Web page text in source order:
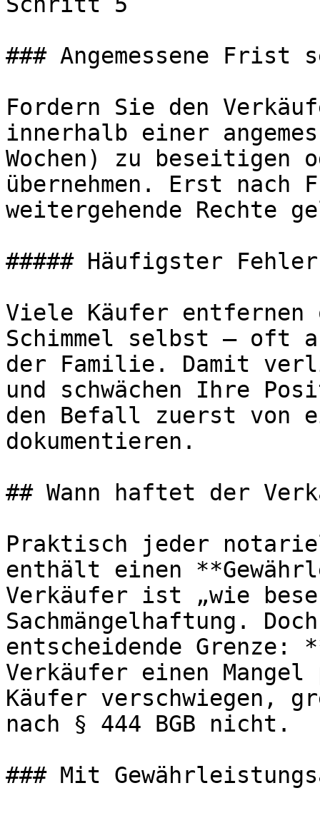
### Angemessene Frist
Fordern Sie den
innerhalb einer
Wochen) zu beseitigen
übernehmen. Erst nach
weitergehende Rechte
##### Häufigster Fehler
Viele Käufer entfernen
Schimmel selbst — oft
der Familie. Damit
und schwächen Ihre
den Befall zuerst von
dokumentieren.
## Wann haftet der
Praktisch jeder
enthält einen
Verkäufer ist „wie
Sachmängelhaftung.
entscheidende
Verkäufer einen
Käufer verschwiegen,
nach § 444 BGB nicht.
### Mit